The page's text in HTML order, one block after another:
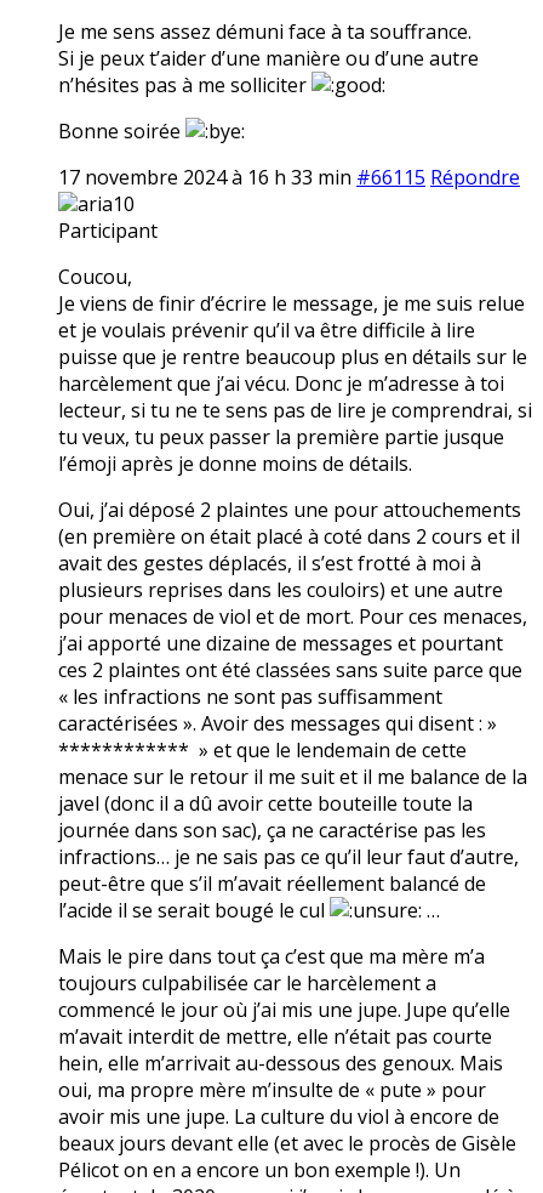
Je me sens assez démuni face à ta souffrance.
Si je peux t’aider d’une manière ou d’une autre
n’hésites pas à me solliciter
Bonne soirée
17 novembre 2024 à 16 h 33 min #66115 Répondre
aria10
Participant
Coucou,
Je viens de finir d’écrire le message, je me suis relue
et je voulais prévenir qu’il va être difficile à lire
puisse que je rentre beaucoup plus en détails sur le
harcèlement que j’ai vécu. Donc je m’adresse à toi
lecteur, si tu ne te sens pas de lire je comprendrai, si
tu veux, tu peux passer la première partie jusque
l’émoji après je donne moins de détails.
Oui, j’ai déposé 2 plaintes une pour attouchements
(en première on était placé à coté dans 2 cours et il
avait des gestes déplacés, il s’est frotté à moi à
plusieurs reprises dans les couloirs) et une autre
pour menaces de viol et de mort. Pour ces menaces,
j’ai apporté une dizaine de messages et pourtant
ces 2 plaintes ont été classées sans suite parce que
« les infractions ne sont pas suffisamment
caractérisées ». Avoir des messages qui disent : »
************ » et que le lendemain de cette
menace sur le retour il me suit et il me balance de la
javel (donc il a dû avoir cette bouteille toute la
journée dans son sac), ça ne caractérise pas les
infractions… je ne sais pas ce qu’il leur faut d’autre,
peut-être que s’il m’avait réellement balancé de
l’acide il se serait bougé le cul
…
Mais le pire dans tout ça c’est que ma mère m’a
toujours culpabilisée car le harcèlement a
commencé le jour où j’ai mis une jupe. Jupe qu’elle
m’avait interdit de mettre, elle n’était pas courte
hein, elle m’arrivait au-dessous des genoux. Mais
oui, ma propre mère m’insulte de « pute » pour
avoir mis une jupe. La culture du viol à encore de
beaux jours devant elle (et avec le procès de Gisèle
Pélicot on en a encore un bon exemple !). Un